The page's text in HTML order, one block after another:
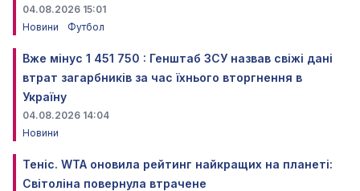
04.08.2026 15:01
Новини
Футбол
Вже мінус 1 451 750 : Генштаб ЗСУ назвав свіжі дані
втрат загарбників за час їхнього вторгнення в
Україну
04.08.2026 14:04
Новини
Теніс. WTA оновила рейтинг найкращих на планеті:
Світоліна повернула втрачене